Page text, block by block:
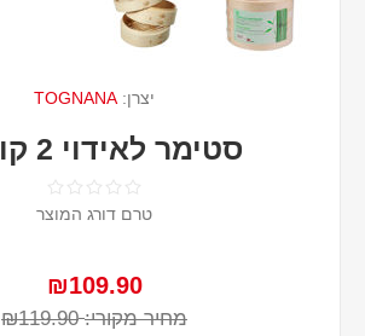
יצרן: TOGNANA
סטימר לאידוי 2 קומות
טרם דורג המוצר
₪109.90
מחיר מקורי: ₪119.90